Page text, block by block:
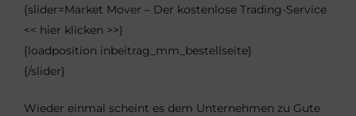
{slider=Market Mover – Der kostenlose Trading-Service
<< hier klicken >>}
{loadposition inbeitrag_mm_bestellseite}
{/slider}
Wieder einmal scheint es dem Unternehmen zu Gute